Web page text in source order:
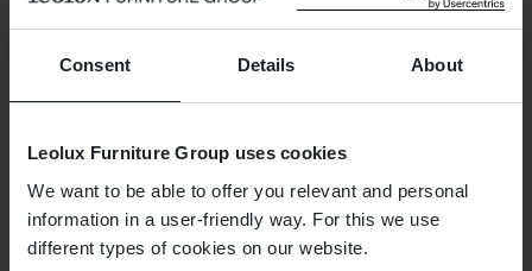
Consent Details About
Leolux Furniture Group uses cookies
We want to be able to offer you relevant and personal
information in a user-friendly way. For this we use
different types of cookies on our website.